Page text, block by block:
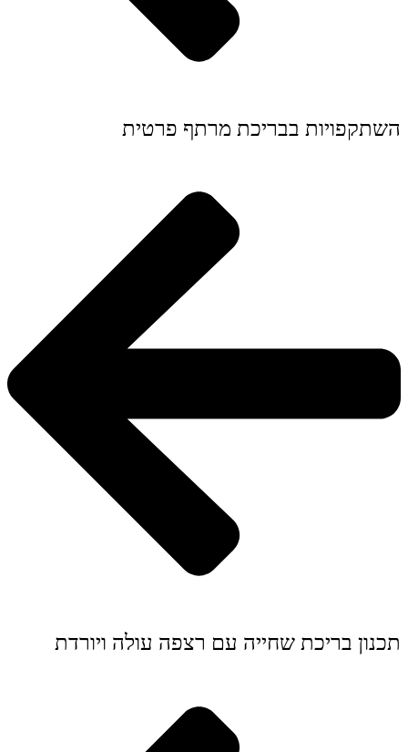
השתקפויות בבריכת מרתף פרטית
תכנון בריכת שחייה עם רצפה עולה ויורדת